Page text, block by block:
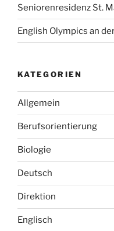
Seniorenresidenz St.
English Olympics an
KATEGORIEN
Allgemein
Berufsorientierung
Biologie
Deutsch
Direktion
Englisch